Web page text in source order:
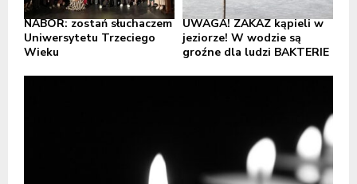
NABÓR: zostań słuchaczem
Uniwersytetu Trzeciego
Wieku
UWAGA! ZAKAZ kąpieli w
jeziorze! W wodzie są
groźne dla ludzi BAKTERIE